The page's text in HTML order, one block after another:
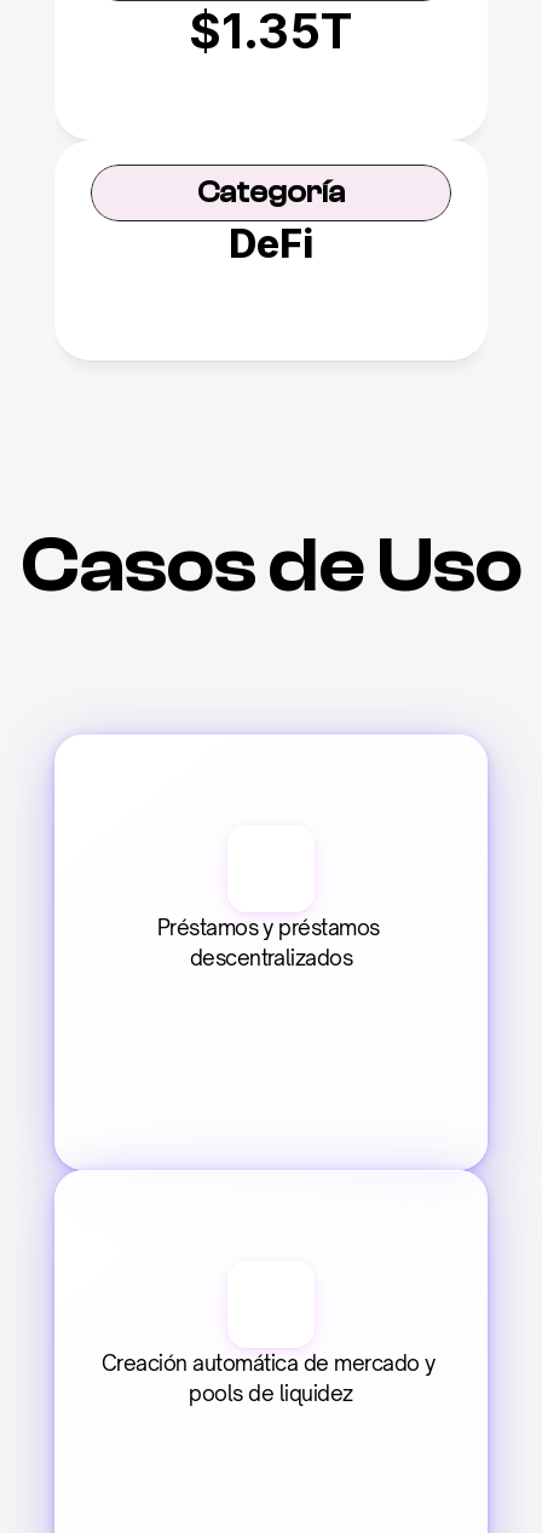
$1.35T
Categoría
DeFi
Casos de Uso
Préstamos y préstamos
descentralizados
Creación automática de mercado y
pools de liquidez